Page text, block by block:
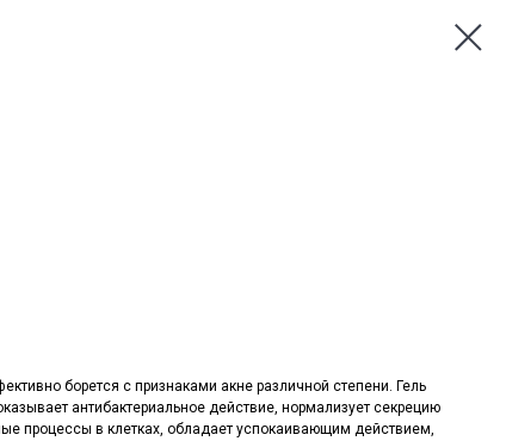
борется с признаками акне различной степени. Гель
антибактериальное действие, нормализует секрецию
процессы в клетках, обладает успокаивающим действием,